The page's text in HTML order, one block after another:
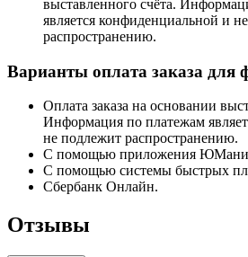
выставленного счёта.
является конфиденциальной и
распространению.
Варианты оплата заказа для
Оплата заказа на основании
Информация по платежам
не подлежит распространению.
С помощью приложения
С помощью системы быстрых
Сбербанк Онлайн.
Отзывы